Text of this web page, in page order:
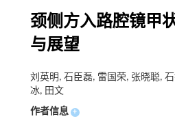
颈侧方入路腔镜甲
与展望
刘英明, 石臣磊, 雷国荣, 张晓聪,
冰, 田文
作者信息 +